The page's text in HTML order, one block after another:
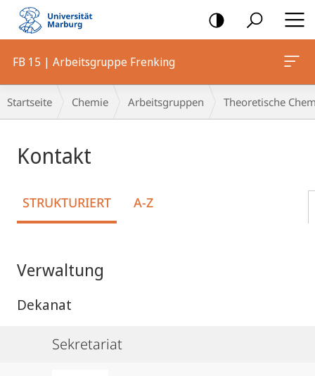
Mobile-
Navigation
FB 15 | Arbeitsgruppe Frenking
Breadcrumb-
Navigation
Startseite Chemie Arbeitsgruppen Theoretische
Kontakt
STRUKTURIERT A-Z
Verwaltung
Dekanat
Sekretariat